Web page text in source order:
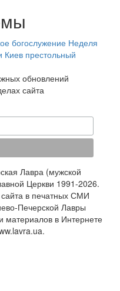
богослужение Неделя
Киев престольный
обновлений
сайта
Лавра (мужской
Церкви 1991-2026.
в печатных СМИ
Печерской Лавры
материалов в Интернете